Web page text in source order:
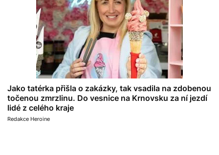
Jako tatérka přišla o zakázky, tak vsadila na zdobenou
točenou zmrzlinu. Do vesnice na Krnovsku za ní jezdí
lidé z celého kraje
Redakce Heroine